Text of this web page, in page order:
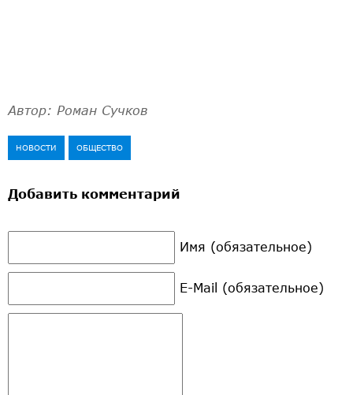
Автор: Роман Сучков
НОВОСТИ ОБЩЕСТВО
Добавить комментарий
Имя (обязательное)
E-Mail (обязательное)